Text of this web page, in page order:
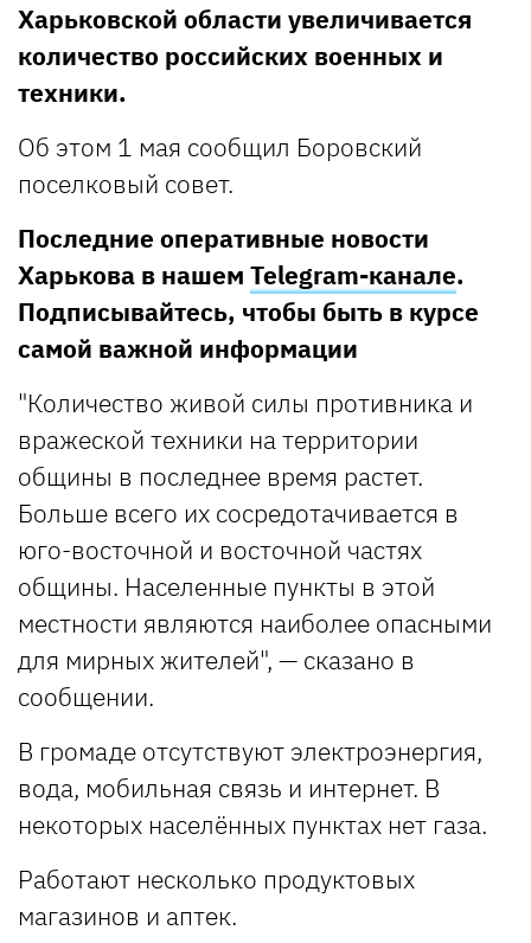
Харьковской области увеличивается
количество российских военных и
техники.
Об этом 1 мая сообщил Боровский
поселковый совет.
Последние оперативные новости
Харькова в нашем Telegram-канале.
Подписывайтесь, чтобы быть в курсе
самой важной информации
"Количество живой силы противника и
вражеской техники на территории
общины в последнее время растет.
Больше всего их сосредотачивается в
юго-восточной и восточной частях
общины. Населенные пункты в этой
местности являются наиболее опасными
для мирных жителей", — сказано в
сообщении.
В громаде отсутствуют электроэнергия,
вода, мобильная связь и интернет. В
некоторых населённых пунктах нет газа.
Работают несколько продуктовых
магазинов и аптек.